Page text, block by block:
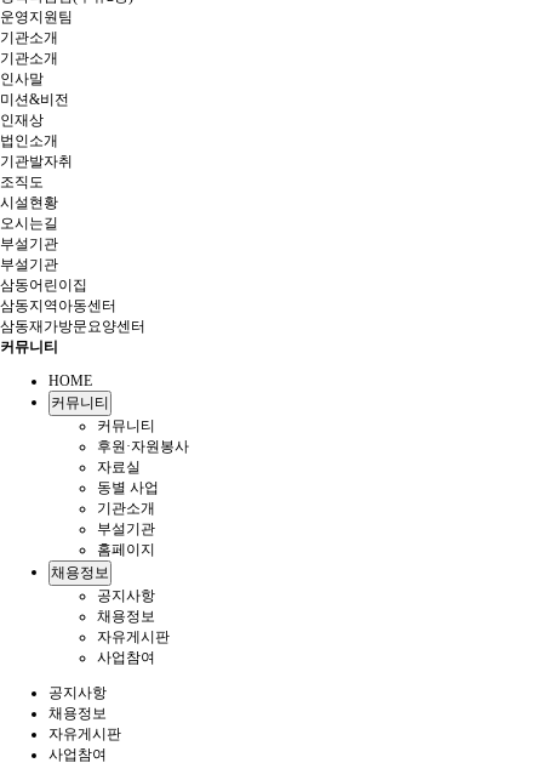
운영지원팀
기관소개
기관소개
인사말
미션&비전
인재상
법인소개
기관발자취
조직도
시설현황
오시는길
부설기관
부설기관
삼동어린이집
삼동지역아동센터
삼동재가방문요양센터
커뮤니티
HOME
커뮤니티
커뮤니티
후원·자원봉사
자료실
동별 사업
기관소개
부설기관
홈페이지
채용정보
공지사항
채용정보
자유게시판
사업참여
공지사항
채용정보
자유게시판
사업참여